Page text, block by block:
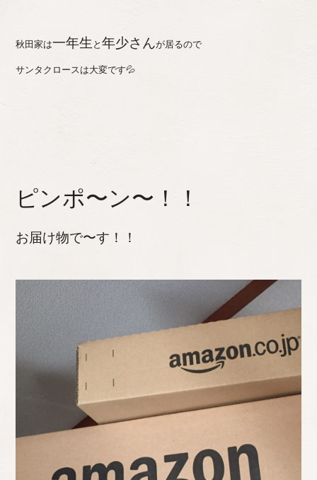
秋田家は一年生 と 年少さんが居るので
サンタクロースは大変です💦
ピンポ〜ン〜！！
お届け物で〜す！！